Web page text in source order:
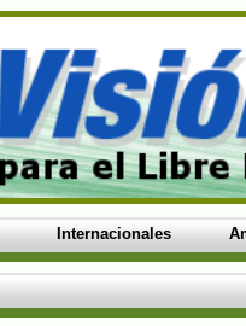
Internacionales